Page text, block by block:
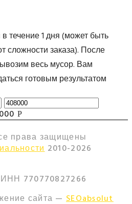
течение 1 дня (может быть
сложности заказа). После
весь мусор. Вам
готовым результатом
Р
права защищены
2010-2026
770770827266
сайта — SEOabsolut